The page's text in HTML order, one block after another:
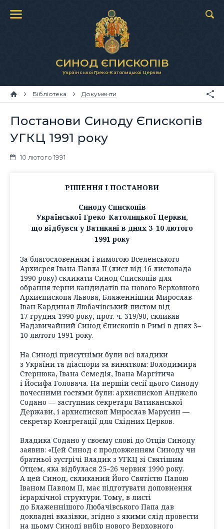
СИНОД ЄПИСКОПІВ
Української Греко-Католицької Церкви
Бібліотека Документи
Постанови Синоду Єпископів
УГКЦ 1991 року
10 лютого 1991
РІШЕННЯ І ПОСТАНОВИ
Синоду Єпископів
Української Греко-Католицької Церкви,
що відбувся у Ватикані в днях 3–10 лютого
1991 року
За благословенням і вимогою Вселенського
Архиєрея Івана Павла II (лист від 16 листопада
1990 року) скликати Синод Єпископів для
обрання терни кандидатів на нового Верховного
Архиєпископа Львова, Блаженніший Мирослав-
Іван Кардинал Любачівський листом від
17 грудня 1990 року, прот. ч. 319/90, скликав
Надзвичайний Синод Єпископів в Римі в днях 3–
10 лютого 1991 року.
На Синоді присутніми були всі владики
з України та діаспори за винятком: Володимира
Стернюка, Івана Семедія, Івана Маргітича
і Йосифа Головача. На першій сесії цього Синоду
почесними гостями були: архиєпископ Анджело
Содано — заступник секретаря Ватиканської
Держави, і архиєпископ Мирослав Марусин —
секретар Конгрегації для Східних Церков.
Владика Содано у своєму слові до Отців Синоду
заявив: «Цей Синод є продовженням Синоду чи
братньої зустрічі Владик з УГКЦ зі Святішим
Отцем, яка відбулася 25–26 червня 1990 року.
А цей Синод, скликаний Його Святістю Папою
Іваном Павлом II, має підготувати доповнення
ієрархічної структури. Тому, в листі
до Блаженнішого Любачівського Папа дав
докладні вказівки, згідно з якими слід провести
на цьому Синоді вибір нового Верховного